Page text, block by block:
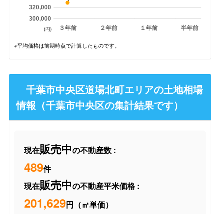
３年前 ２年前 １年前 半年前
300,000
320,000
(円)
※平均価格は前期時点で計算したものです。
千葉市中央区道場北町エリアの土地相場
情報（千葉市中央区の集計結果です）
現在販売中の不動産数 :
489件
現在販売中の不動産平米価格 :
201,629円（㎡単価）